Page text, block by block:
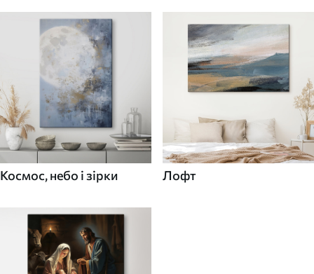
Космос, небо і зірки Лофт